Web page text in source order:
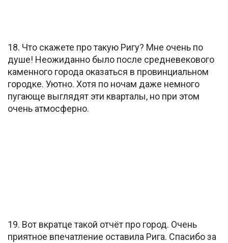
18. Что скажете про такую Ригу? Мне очень по
душе! Неожиданно было после средневекового
каменного города оказаться в провинциальном
городке. Уютно. Хотя по ночам даже немного
пугающе выглядят эти кварталы, но при этом
очень атмосферно.
19. Вот вкратце такой отчёт про город. Очень
приятное впечатление оставила Рига. Спасибо за